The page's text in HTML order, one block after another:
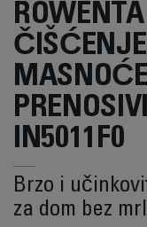
IN5011F0
Brzo i
za dom bez